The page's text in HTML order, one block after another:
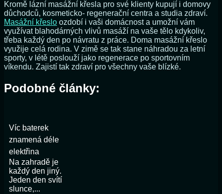
Kromě lázní masážní křesla pro své klienty kupují i domovy
důchodců, kosmeticko- regenerační centra a studia zdraví.
Masážní křeslo ozdobí i vaši domácnost a umožní vám
využívat blahodárných vlivů masáží na vaše tělo kdykoliv,
třeba každý den po návratu z práce. Doma masážní křeslo
využije celá rodina. V zimě se tak stane náhradou za letní
sporty, v létě poslouží jako regenerace po sportovním
víkendu. Zajistí tak zdraví pro všechny vaše blízké.
Podobné články:
Víc baterek
znamená déle
elektřina
Na zahradě je
každý den jiný.
Jeden den svítí
slunce,...